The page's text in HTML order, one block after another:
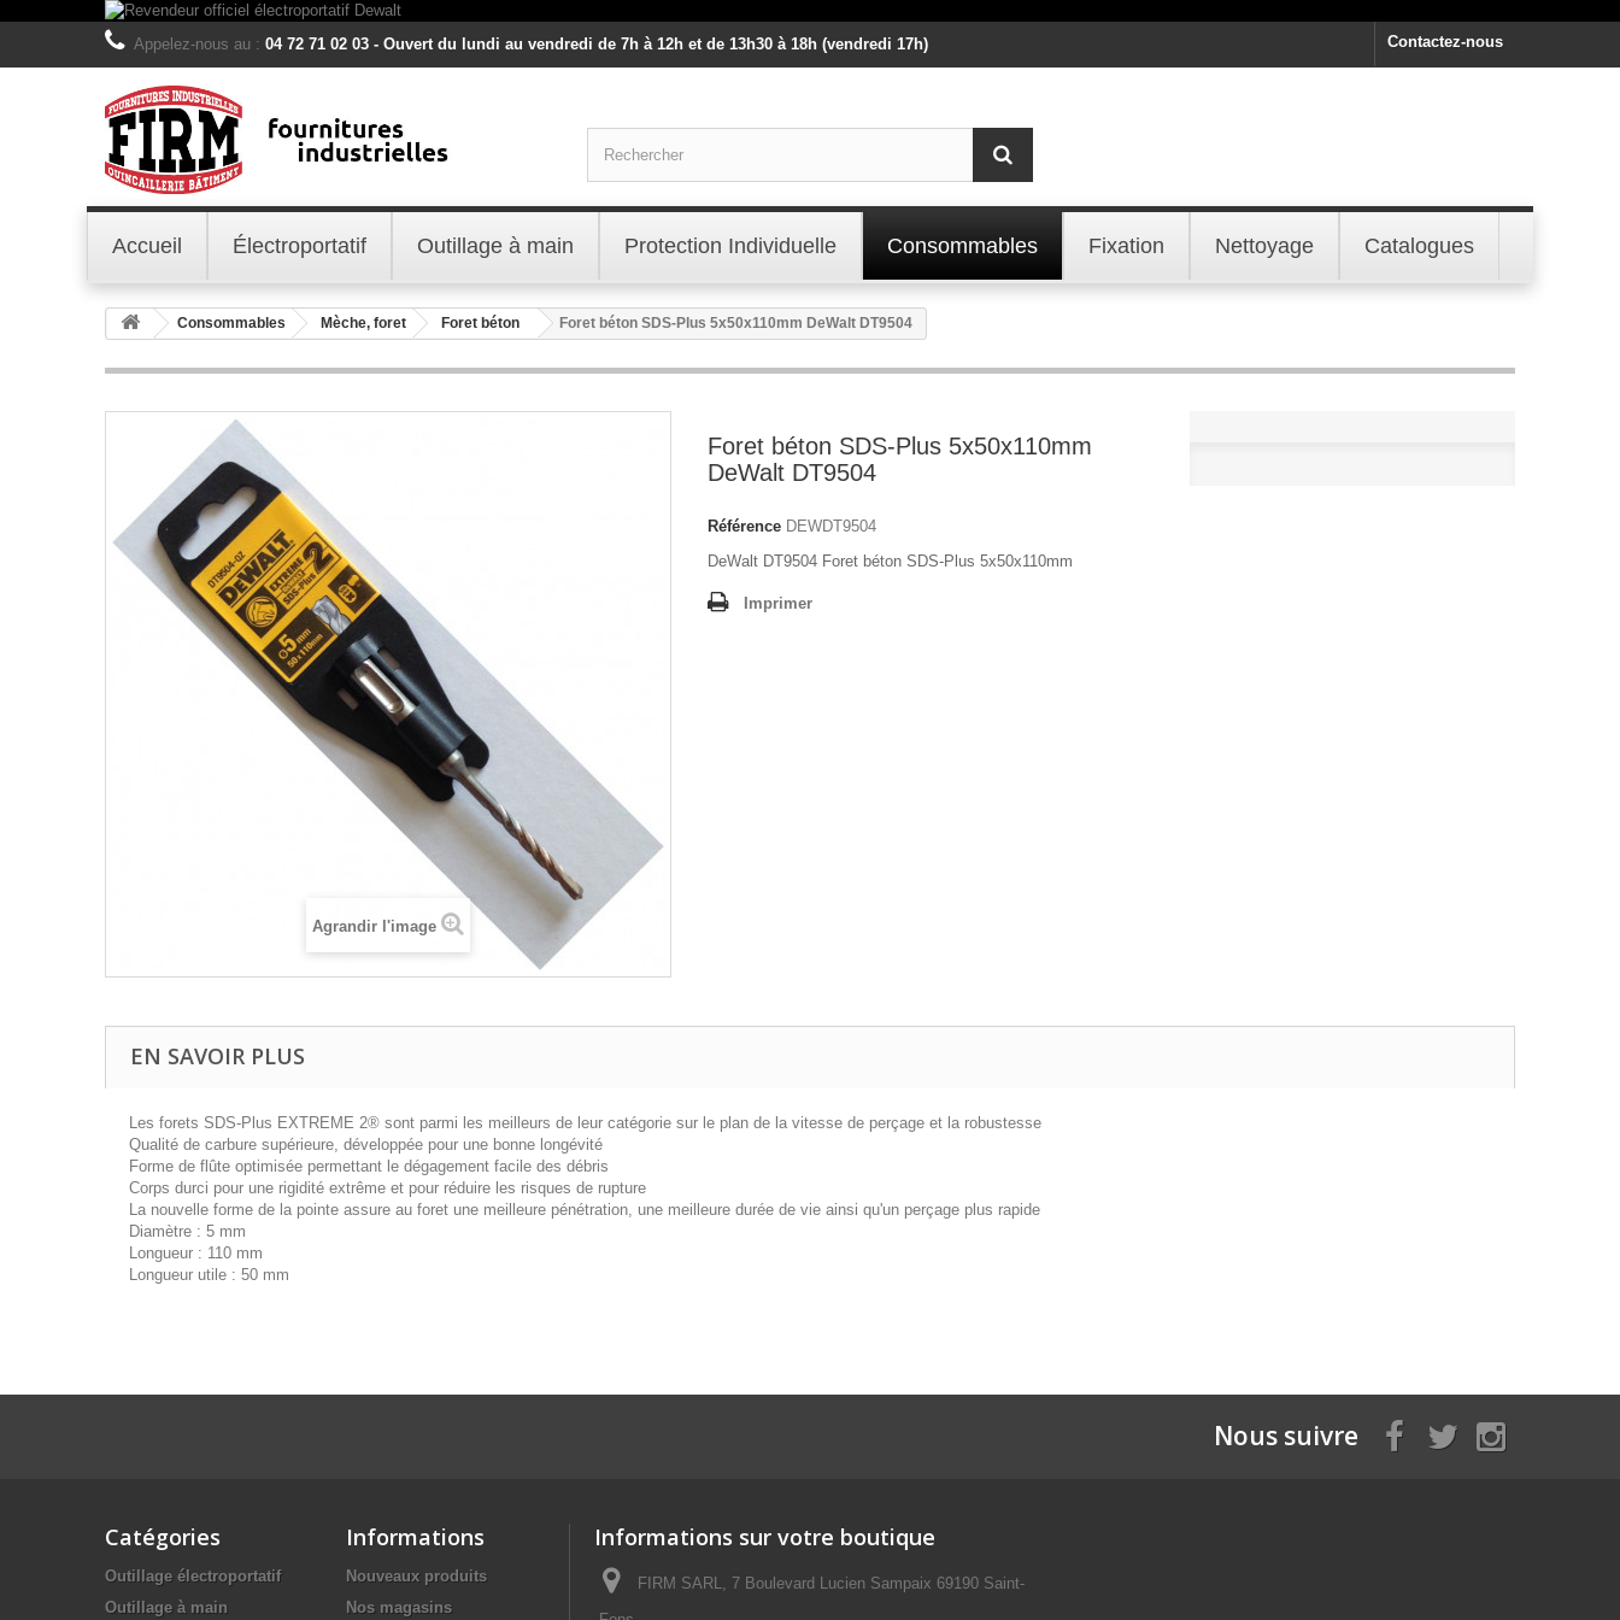
Contactez-nous
Appelez-nous au : 04 72 71 02 03 - Ouvert du lundi au vendredi de 7h à 12h et de 13h30 à 18h (vendredi 17h)
Accueil Électroportatif Outillage à main Protection Individuelle Consommables Fixation Nettoyage Catalogues
Consommables Mèche, foret Foret béton Foret béton SDS-Plus 5x50x110mm DeWalt DT9504
Agrandir l'image
Foret béton SDS-Plus 5x50x110mm
DeWalt DT9504
Référence DEWDT9504
DeWalt DT9504 Foret béton SDS-Plus 5x50x110mm
Imprimer
EN SAVOIR PLUS
Les forets SDS-Plus EXTREME 2® sont parmi les meilleurs de leur catégorie sur le plan de la vitesse de perçage et la robustesse
Qualité de carbure supérieure, développée pour une bonne longévité
Forme de flûte optimisée permettant le dégagement facile des débris
Corps durci pour une rigidité extrême et pour réduire les risques de rupture
La nouvelle forme de la pointe assure au foret une meilleure pénétration, une meilleure durée de vie ainsi qu'un perçage plus rapide
Diamètre : 5 mm
Longueur : 110 mm
Longueur utile : 50 mm
Nous suivre
Catégories
Outillage électroportatif
Outillage à main
Informations
Nouveaux produits
Nos magasins
Informations sur votre boutique
FIRM SARL, 7 Boulevard Lucien Sampaix 69190 Saint-